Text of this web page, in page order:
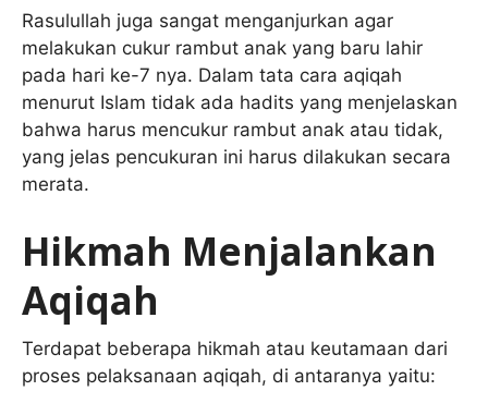
Rasulullah juga sangat menganjurkan agar
melakukan cukur rambut anak yang baru lahir
pada hari ke-7 nya. Dalam tata cara aqiqah
menurut Islam tidak ada hadits yang menjelaskan
bahwa harus mencukur rambut anak atau tidak,
yang jelas pencukuran ini harus dilakukan secara
merata.
Hikmah Menjalankan
Aqiqah
Terdapat beberapa hikmah atau keutamaan dari
proses pelaksanaan aqiqah, di antaranya yaitu: